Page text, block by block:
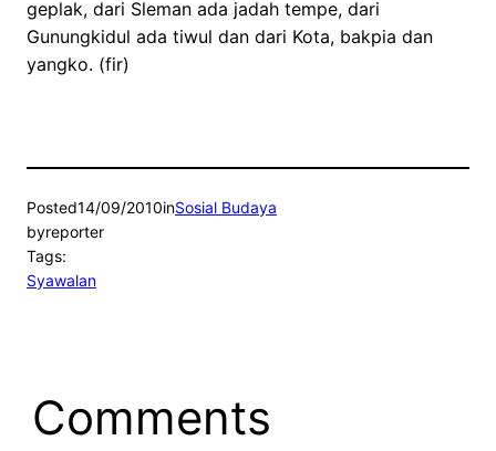
geplak, dari Sleman ada jadah tempe, dari
Gunungkidul ada tiwul dan dari Kota, bakpia dan
yangko. (fir)
Posted14/09/2010inSosial Budaya
byreporter
Tags:
Syawalan
Comments